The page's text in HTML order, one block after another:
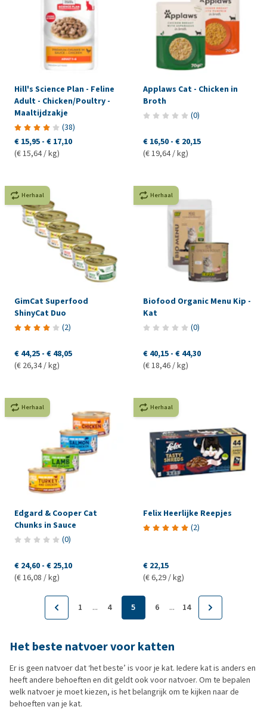
Hill's Science Plan - Feline
Adult - Chicken/Poultry -
Maaltijdzakje
(38)
€ 15,95 - € 17,10
(€ 15,64 / kg)
Applaws Cat - Chicken in
Broth
(0)
€ 16,50 - € 20,15
(€ 19,64 / kg)
Herhaal
GimCat Superfood
ShinyCat Duo
(2)
€ 44,25 - € 48,05
(€ 26,34 / kg)
Herhaal
Biofood Organic Menu Kip -
Kat
(0)
€ 40,15 - € 44,30
(€ 18,46 / kg)
Herhaal
Edgard & Cooper Cat
Chunks in Sauce
(0)
€ 24,60 - € 25,10
(€ 16,08 / kg)
Herhaal
Felix Heerlijke Reepjes
(2)
€ 22,15
(€ 6,29 / kg)
1 ... 4 5 6 ... 14
Het beste natvoer voor katten
Er is geen natvoer dat ‘het beste’ is voor je kat. Iedere kat is anders en
heeft andere behoeften en dit geldt ook voor natvoer. Om te bepalen
welk natvoer je moet kiezen, is het belangrijk om te kijken naar de
behoeften van je kat.